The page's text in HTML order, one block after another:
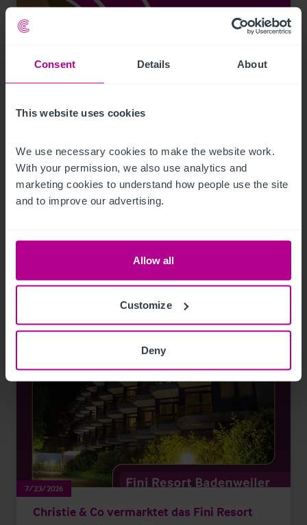
Consent Details About
This website uses cookies
We use necessary cookies to make the website work.
With your permission, we also use analytics and
marketing cookies to understand how people use the site
and to improve our advertising.
Allow all
Customize
Deny
Germany Serviced Apartments Snapshot
7/23/2026
Christie & Co vermarktet das Fini Resort